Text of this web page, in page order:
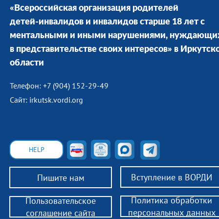
«Всероссийская организация родителей
детей-инвалидов и инвалидов старше 18 лет с
ментальными и иными нарушениями,
в представительстве своих интересов» в
области
Телефон: +7 (904) 152-29-49
Сайт: irkutsk.vordi.org
Пишите нам Вступление в ВОРДИ
HELP
Пользовательское
соглашение сайта
Политика обработки
персональных данных